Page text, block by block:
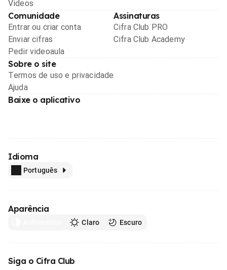
Videos
Comunidade
Entrar ou criar conta
Enviar cifras
Pedir videoaula
Assinaturas
Cifra Club PRO
Cifra Club Academy
Sobre o site
Termos de uso e privacidade
Ajuda
Baixe o aplicativo
Idioma
Português
Aparência
Claro Escuro
Siga o Cifra Club